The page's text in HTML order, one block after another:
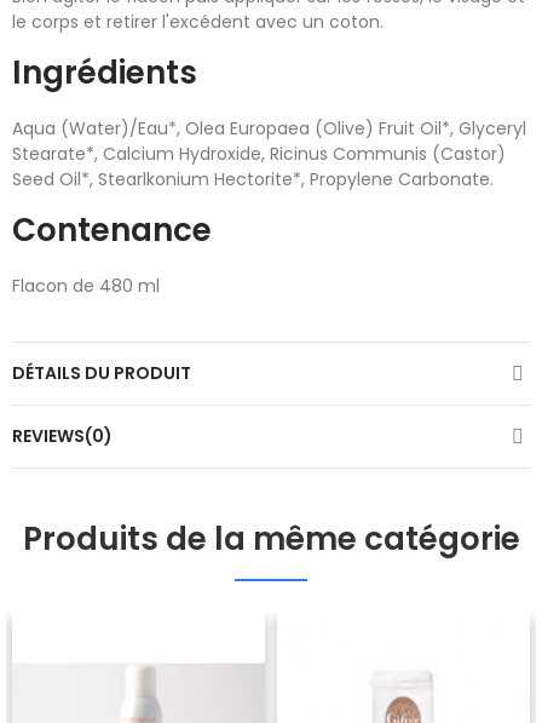
le corps et retirer l'excédent avec un coton.
Ingrédients
Aqua (Water)/Eau*, Olea Europaea (Olive) Fruit Oil*, Glyceryl
Stearate*, Calcium Hydroxide, Ricinus Communis (Castor)
Seed Oil*, Stearlkonium Hectorite*, Propylene Carbonate.
Contenance
Flacon de 480 ml
DÉTAILS DU PRODUIT
REVIEWS(0)
Produits de la même catégorie